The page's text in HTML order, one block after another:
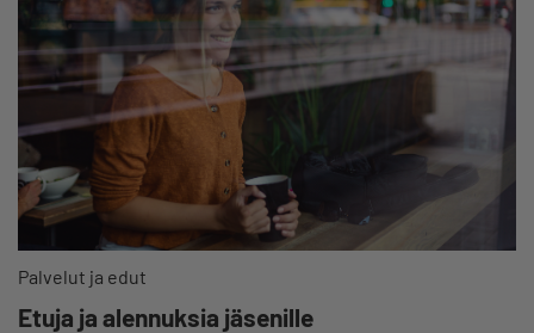
Palvelut ja edut
Etuja ja alennuksia jäsenille